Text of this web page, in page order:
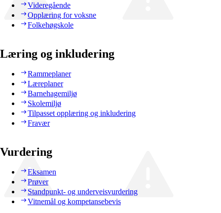
Videregående
Opplæring for voksne
Folkehøgskole
Læring og inkludering
Rammeplaner
Læreplaner
Barnehagemiljø
Skolemiljø
Tilpasset opplæring og inkludering
Fravær
Vurdering
Eksamen
Prøver
Standpunkt- og underveisvurdering
Vitnemål og kompetansebevis